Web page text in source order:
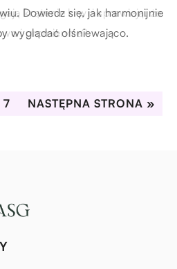
Ci dopasować idealny model
komfort na co dzień.
krążenie krwi i sprawiają, że
i promiennie?
Dowiedz się, jak harmonijnie
wyglądać olśniewająco.
7 NASTĘPNA STRONA »